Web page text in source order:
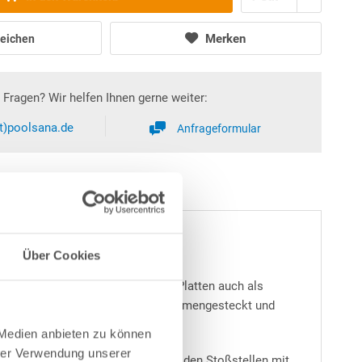
Über Cookies
anbieten zu können
Verwendung unserer
Merken
Fragen? Wir helfen Ihnen gerne weiter:
Anfrageformular
Zeitgleich dienen die Platten auch als
sind schnell zusammengesteckt und